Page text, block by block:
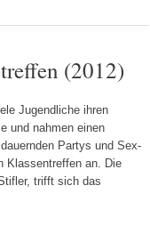
(2012)
Jugendliche ihren
und nahmen einen
Partys und Sex-
Klassentreffen an. Die
trifft sich das